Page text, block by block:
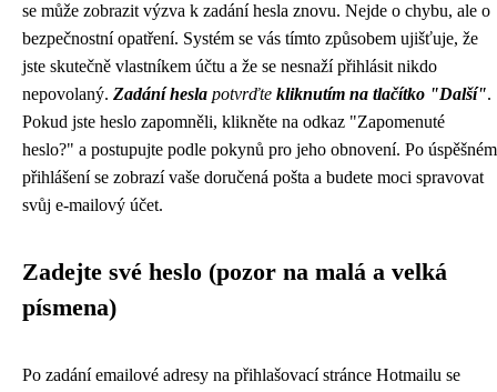
se může zobrazit výzva k zadání hesla znovu. Nejde o chybu, ale o
bezpečnostní opatření. Systém se vás tímto způsobem ujišťuje, že
jste skutečně vlastníkem účtu a že se nesnaží přihlásit nikdo
nepovolaný. Zadání hesla potvrďte kliknutím na tlačítko "Další".
Pokud jste heslo zapomněli, klikněte na odkaz "Zapomenuté
heslo?" a postupujte podle pokynů pro jeho obnovení. Po úspěšném
přihlášení se zobrazí vaše doručená pošta a budete moci spravovat
svůj e-mailový účet.
Zadejte své heslo (pozor na malá a velká
písmena)
Po zadání emailové adresy na přihlašovací stránce Hotmailu se